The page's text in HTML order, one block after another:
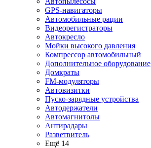
GPS-навигаторы
Автомобильные рации
Видеорегистраторы
Автокресло
Мойки высокого давления
Компрессор автомобильный
Дополнительное оборудование
Домкраты
FM-модуляторы
Автовизитки
Пуско-зарядные устройства
Автодержатели
Автомагнитолы
Антирадары
Разветвитель
Ещё 14